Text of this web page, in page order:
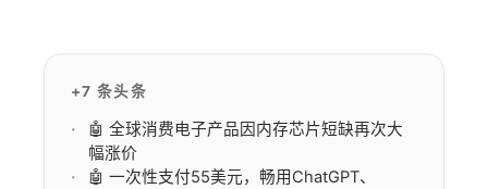
+7 条头条
🤖 全球消费电子产品因内存芯片短缺再次大
幅涨价
🤖 一次性支付55美元，畅用ChatGPT、